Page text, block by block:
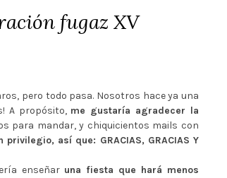
fugaz XV
pero todo pasa. Nosotros hace ya una
A propósito, me gustaría agradecer la
para mandar, y chiquicientos mails con
así que: GRACIAS, GRACIAS Y
enseñar una fiesta que hará menos